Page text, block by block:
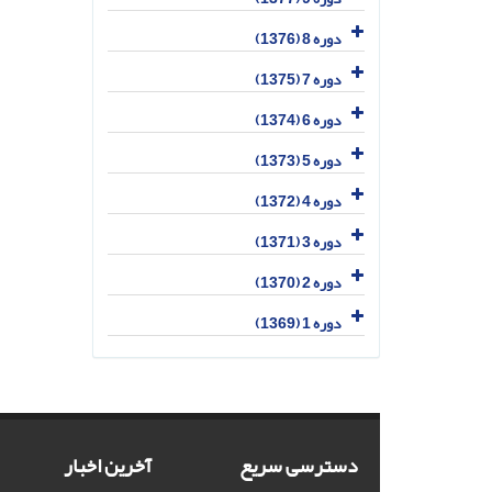
دوره 8 (1376)
دوره 7 (1375)
دوره 6 (1374)
دوره 5 (1373)
دوره 4 (1372)
دوره 3 (1371)
دوره 2 (1370)
دوره 1 (1369)
دسترسی سریع آخرین اخبار